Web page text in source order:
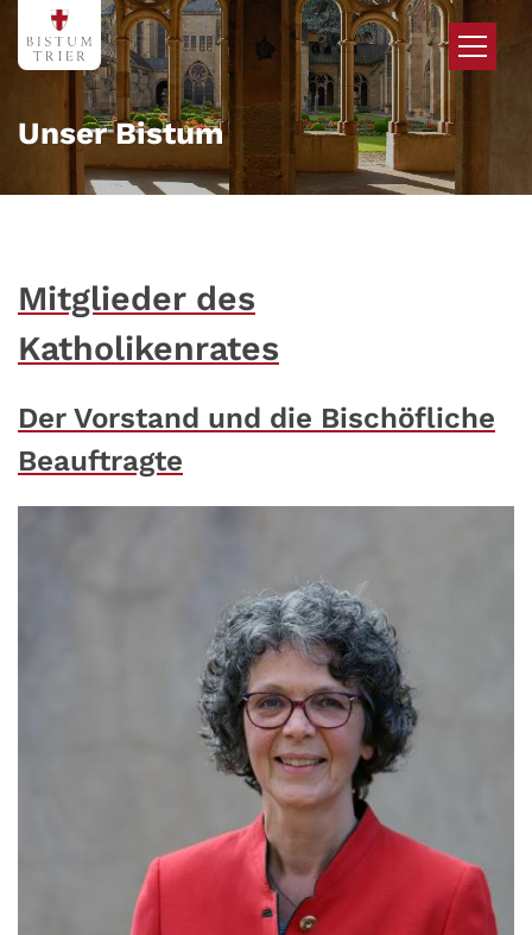
Zum Inhalt springen
Unser Bistum
Mitglieder des
Katholikenrates
Der Vorstand und die Bischöfliche
Beauftragte